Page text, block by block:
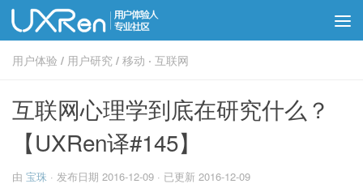
用户体验 / 用户研究 / 移动 · 互联网
互联网心理学到底在研究什么？
【UXRen译#145】
由 宝珠 · 发布日期 2016-12-09 · 已更新 2016-12-09